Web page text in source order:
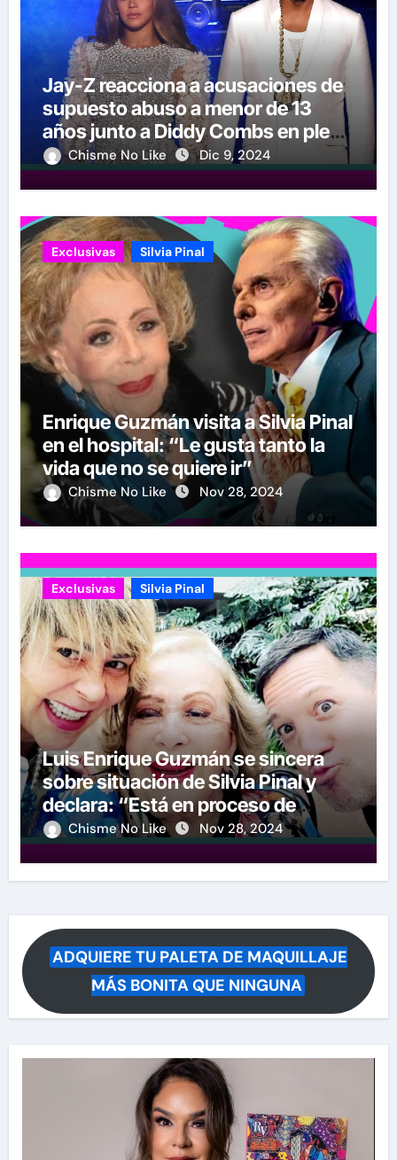
Jay-Z reacciona a acusaciones de
supuesto abuso a menor de 13
años junto a Diddy Combs en plena
fiestaChisme No Like Dic 9, 2024
Exclusivas Silvia Pinal
Enrique Guzmán visita a Silvia Pinal
en el hospital: “Le gusta tanto la
vida que no se quiere ir”
Chisme No Like Nov 28, 2024
Exclusivas Silvia Pinal
Luis Enrique Guzmán se sincera
sobre situación de Silvia Pinal y
declara: “Está en proceso de
partir”
Chisme No Like Nov 28, 2024
ADQUIERE TU PALETA DE MAQUILLAJE
MÁS BONITA QUE NINGUNA